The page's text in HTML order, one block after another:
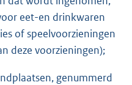
eet-en drinkwaren
of speelvoorzieningen
deze voorzieningen);
genummerd